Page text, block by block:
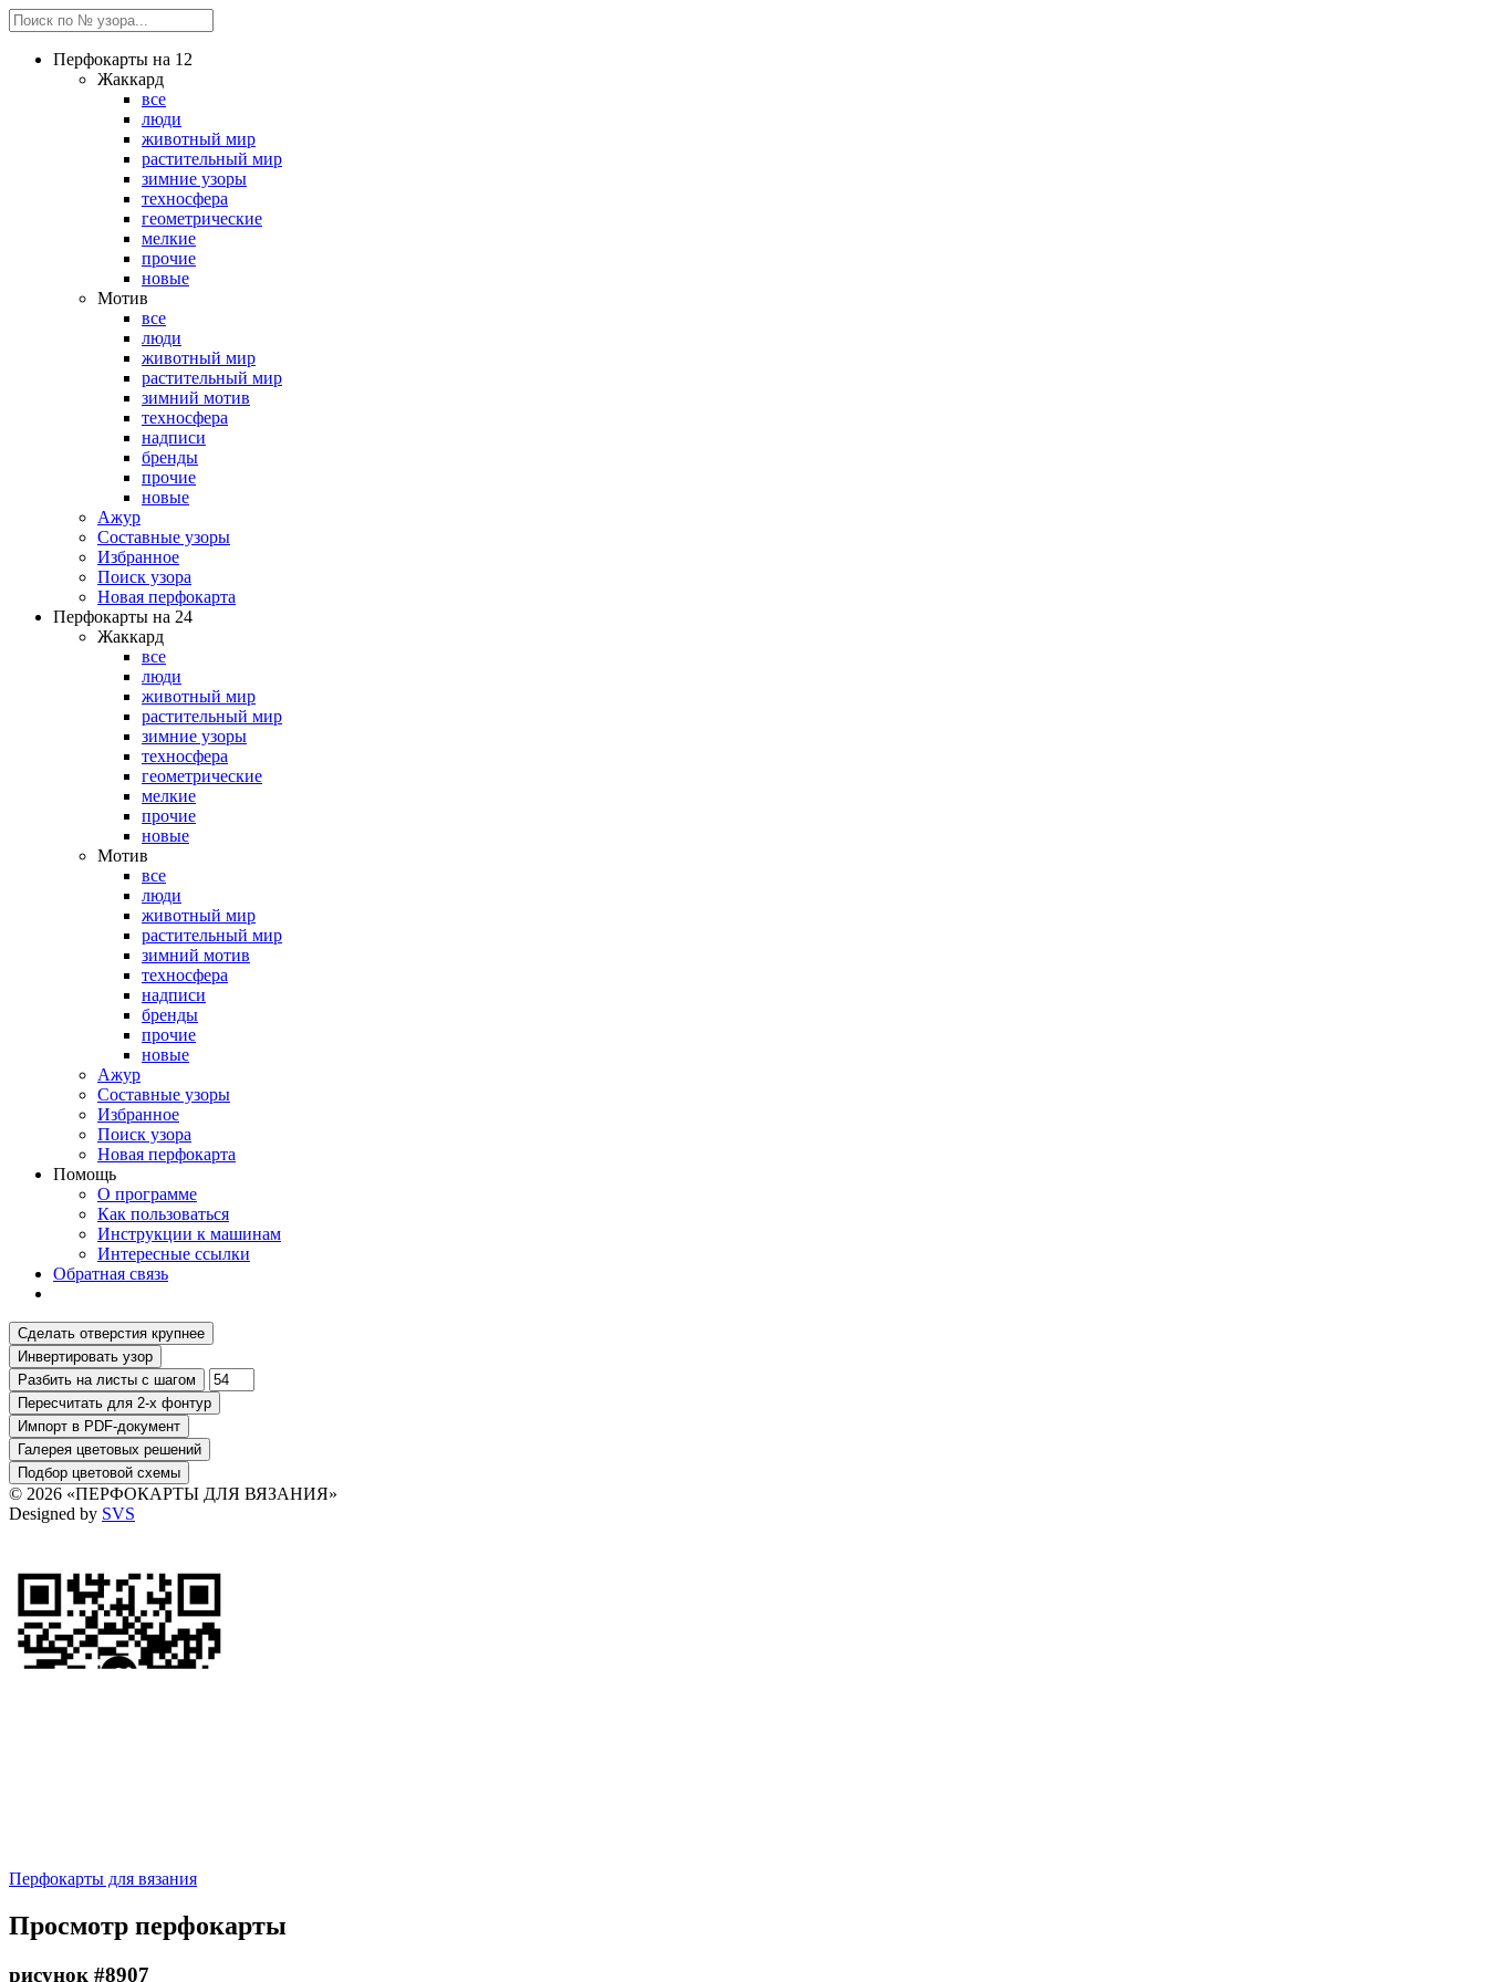
Перфокарты на 12
Жаккард
все
люди
животный мир
растительный мир
зимние узоры
техносфера
геометрические
мелкие
прочие
новые
Мотив
все
люди
животный мир
растительный мир
зимний мотив
техносфера
надписи
бренды
прочие
новые
Ажур
Составные узоры
Избранное
Поиск узора
Новая перфокарта
Перфокарты на 24
Жаккард
все
люди
животный мир
растительный мир
зимние узоры
техносфера
геометрические
мелкие
прочие
новые
Мотив
все
люди
животный мир
растительный мир
зимний мотив
техносфера
надписи
бренды
прочие
новые
Ажур
Составные узоры
Избранное
Поиск узора
Новая перфокарта
Помощь
О программе
Как пользоваться
Инструкции к машинам
Интересные ссылки
Обратная связь
© 2026 «ПЕРФОКАРТЫ ДЛЯ ВЯЗАНИЯ»
Designed by SVS
Перфокарты для вязания
Просмотр перфокарты
рисунок #8907